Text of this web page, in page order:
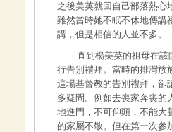
之後美英就回自己部落熱心
雖然當時她不眠不休地傳講
講，但是相信的人並不多。
直到楊美英的祖母在該
行告別禮拜。當時的排灣族
這場基督教的告別禮拜，卻
多疑問。例如去喪家奔喪的
地進門，不可仰頭，不能大
的家屬不敬。但在第一次參